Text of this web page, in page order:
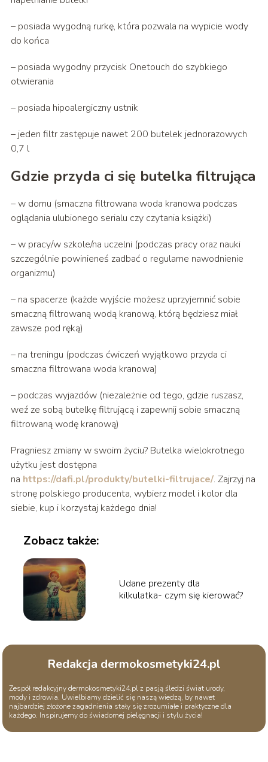
– posiada wygodną rurkę, która pozwala na wypicie wody
do końca
– posiada wygodny przycisk Onetouch do szybkiego
otwierania
– posiada hipoalergiczny ustnik
– jeden filtr zastępuje nawet 200 butelek jednorazowych
0,7 l
Gdzie przyda ci się butelka filtrująca
– w domu (smaczna filtrowana woda kranowa podczas
oglądania ulubionego serialu czy czytania książki)
– w pracy/w szkole/na uczelni (podczas pracy oraz nauki
szczególnie powinieneś zadbać o regularne nawodnienie
organizmu)
– na spacerze (każde wyjście możesz uprzyjemnić sobie
smaczną filtrowaną wodą kranową, którą będziesz miał
zawsze pod ręką)
– na treningu (podczas ćwiczeń wyjątkowo przyda ci
smaczna filtrowana woda kranowa)
– podczas wyjazdów (niezależnie od tego, gdzie ruszasz,
weź ze sobą butelkę filtrującą i zapewnij sobie smaczną
filtrowaną wodę kranową)
Pragniesz zmiany w swoim życiu? Butelka wielokrotnego
użytku jest dostępna
na https://dafi.pl/produkty/butelki-filtrujace/. Zajrzyj na
stronę polskiego producenta, wybierz model i kolor dla
siebie, kup i korzystaj każdego dnia!
Zobacz także:
Udane prezenty dla
kilkulatka- czym się kierować?
Redakcja dermokosmetyki24.pl
Zespół redakcyjny dermokosmetyki24.pl z pasją śledzi świat urody,
mody i zdrowia. Uwielbiamy dzielić się naszą wiedzą, by nawet
najbardziej złożone zagadnienia stały się zrozumiałe i praktyczne dla
każdego. Inspirujemy do świadomej pielęgnacji i stylu życia!